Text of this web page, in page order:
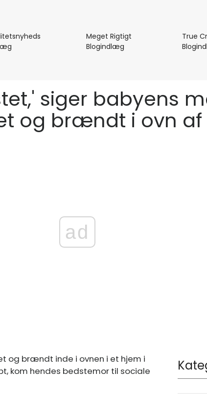
Kriminalitetsnyheds
Meget Rigtigt
Blogindlæg
True
siger babyens
og brændt i ovn
ad
og brændt inde i ovnen i et hjem i
kom hendes bedstemor til sociale